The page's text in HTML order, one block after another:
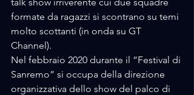
formate da ragazzi si scontrano su temi
molto scottanti (in onda su GT
Channel).
Nel febbraio 2020 durante il “Festival di
Sanremo” si occupa della direzione
organizzativa dello show del palco di